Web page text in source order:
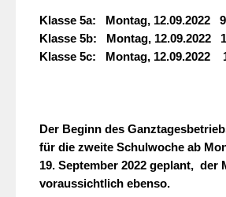
Klasse 5a: Montag, 12.09.2022
Klasse 5b: Montag, 12.09.2022
Klasse 5c: Montag, 12.09.2022
Der Beginn des
für die zweite Schulwoche ab
19. September 2022 geplant, der
voraussichtlich ebenso.